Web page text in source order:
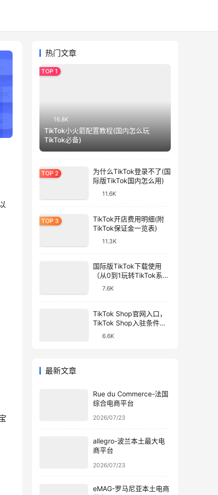
热门文章
16.8K
TikTok小火箭配置教程(国内怎么玩
TikTok必备)
为什么TikTok登录不了(国
际版TikTok国内怎么用)
11.6K
TikTok开店费用明细(附
TikTok保证金一览表)
11.3K
国际版TikTok下载使用
（从0到1玩转TikTok系列
教程）
7.6K
TikTok Shop官网入口，
TikTok Shop入驻条件和
开店流程
6.6K
最新文章
Rue du Commerce-法国
综合电商平台
2026/07/23
allegro-波兰本土最大电
商平台
2026/07/23
eMAG-罗马尼亚本土电商